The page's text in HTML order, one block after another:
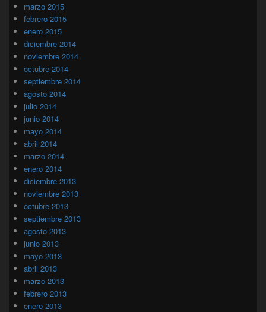
marzo 2015
febrero 2015
enero 2015
diciembre 2014
noviembre 2014
octubre 2014
septiembre 2014
agosto 2014
julio 2014
junio 2014
mayo 2014
abril 2014
marzo 2014
enero 2014
diciembre 2013
noviembre 2013
octubre 2013
septiembre 2013
agosto 2013
junio 2013
mayo 2013
abril 2013
marzo 2013
febrero 2013
enero 2013